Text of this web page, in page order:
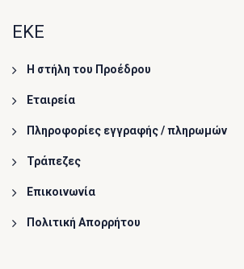
ΕΚΕ
Η στήλη του Προέδρου
Εταιρεία
Πληροφορίες εγγραφής / πληρωμών
Τράπεζες
Επικοινωνία
Πολιτική Απορρήτου